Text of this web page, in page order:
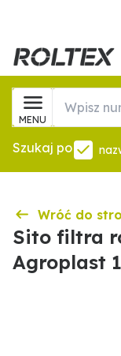
MENU
Szukaj po
Wróć do
Sito filtra
Agroplast